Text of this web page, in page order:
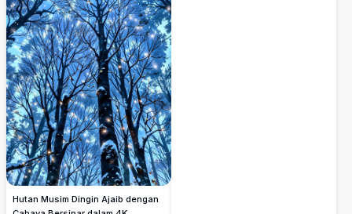
Hutan Musim Dingin Ajaib dengan